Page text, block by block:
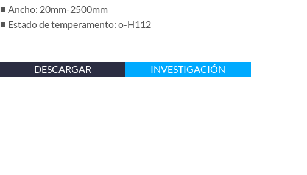
■ Ancho: 20mm-2500mm
■ Estado de temperamento: o-H112
DESCARGAR INVESTIGACIÓN